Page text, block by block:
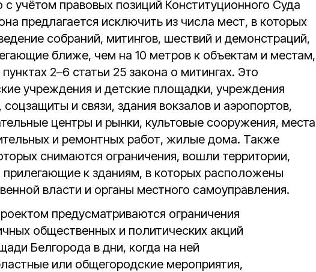
с учётом правовых позиций Конституционного Суда
предлагается исключить из числа мест, в которых
собраний, митингов, шествий и демонстраций,
ближе, чем на 10 метров к объектам и местам,
2–6 статьи 25 закона о митингах. Это
учреждения и детские площадки, учреждения
соцзащиты и связи, здания вокзалов и аэропортов,
центры и рынки, культовые сооружения, места
и ремонтных работ, жилые дома. Также
снимаются ограничения, вошли территории,
прилегающие к зданиям, в которых расположены
власти и органы местного самоуправления.
предусматриваются ограничения
общественных и политических акций
Белгорода в дни, когда на ней
или общегородские мероприятия,